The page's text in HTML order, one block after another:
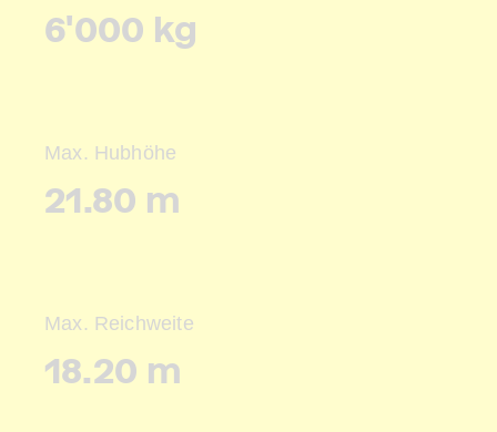
6'000 kg
Max. Hubhöhe
21.80 m
Max. Reichweite
18.20 m